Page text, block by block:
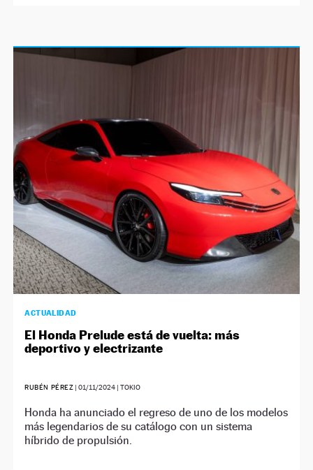
ACTUALIDAD
El Honda Prelude está de vuelta: más
deportivo y electrizante
RUBÉN PÉREZ |01/11/2024 | TOKIO
Honda ha anunciado el regreso de uno de los modelos
más legendarios de su catálogo con un sistema
híbrido de propulsión.